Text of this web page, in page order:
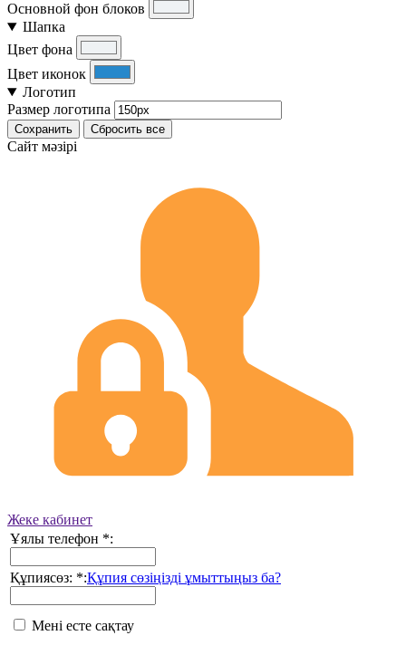
Основной фон блоков
Шапка
Цвет фона
Цвет иконок
Логотип
Размер логотипа
Сохранить Сбросить все
Cайт мәзірі
Жеке кабинет
Ұялы телефон *:
Құпиясөз: *:Құпия сөзіңізді ұмыттыңыз ба?
Мені есте сақтау